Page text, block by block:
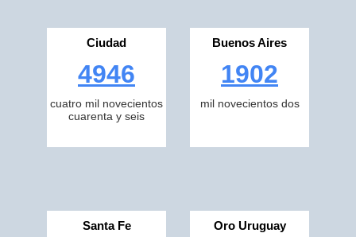
Ciudad
4946
cuatro mil novecientos
cuarenta y seis
Buenos Aires
1902
mil novecientos dos
Santa Fe Oro Uruguay